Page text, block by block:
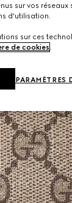
sur vos
d'utilisation.
sur ces
de cookies
PARAMÈTRES